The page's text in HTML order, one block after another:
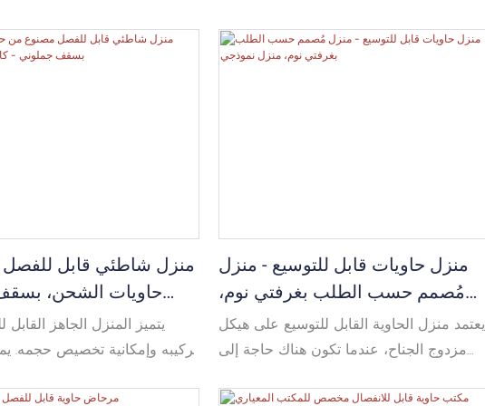
متعددة الاتجاهات، كما
الطلب. يُستخدم على
تصميمها وتخطيطها بما يتناسب مع احتياجات
كل مشروع على حدة. وبفضل تجهيزها بدورات
منزل شاطئي قابل
حاويات الشحن،
كابينةيتميز المنزل الجاهز
تركيبه وإمكانية تخصيص حجمه.
يمكن تكديسه ليشكل مبنى من
منزل حاويات قابل للتوسيع - منزل
مُصمم حسب الطلب بغرفتي نوم،
منزل نموذجي
يعتمد منزل الحاوية القابل للتوسيع على هيكل
مزدوج الجناح، عندما تكون هناك حاجة إلى
مما يسمح بتوسيع المساحة القابلة للاستخدام